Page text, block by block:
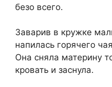
безо всего.
Заварив в кружке
напилась горячего
Она сняла материну
кровать и заснула.